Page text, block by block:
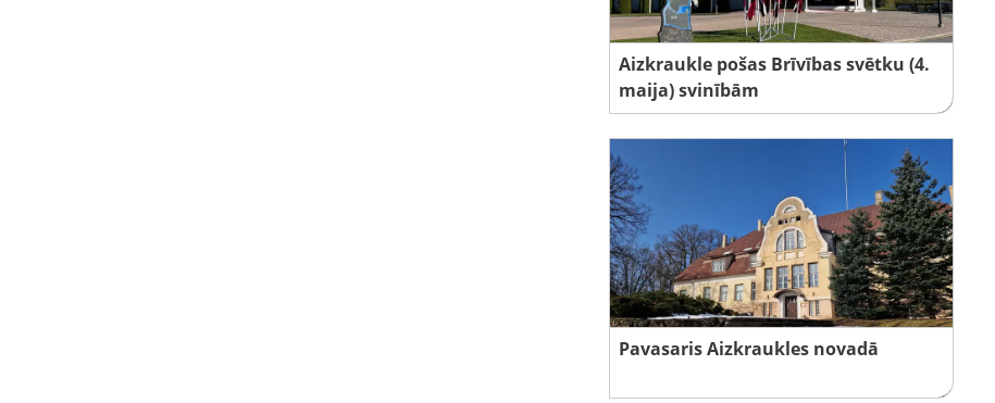
Aizkraukle pošas Brīvības svētku (4.
maija) svinībām
Pavasaris Aizkraukles novadā